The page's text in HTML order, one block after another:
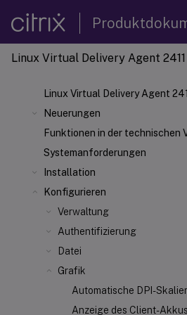
Linux Virtual Delivery Agent 2411
Linux Virtual Delivery Agent
Neuerungen
Funktionen in der technischen
Systemanforderungen
Installation
Konfigurieren
Verwaltung
Authentifizierung
Datei
Grafik
Automatische DPI-
Anzeige des Client-